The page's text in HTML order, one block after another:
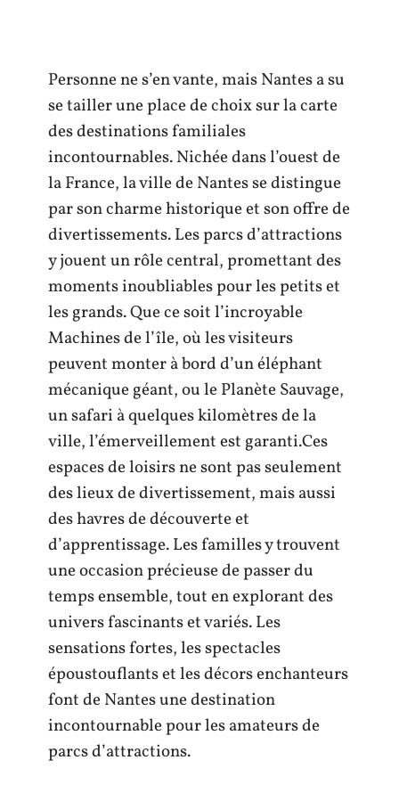
Personne ne s’en vante, mais Nantes a su
se tailler une place de choix sur la carte
des destinations familiales
incontournables. Nichée dans l’ouest de
la France, la ville de Nantes se distingue
par son charme historique et son offre de
divertissements. Les parcs d’attractions
y jouent un rôle central, promettant des
moments inoubliables pour les petits et
les grands. Que ce soit l’incroyable
Machines de l’île, où les visiteurs
peuvent monter à bord d’un éléphant
mécanique géant, ou le Planète Sauvage,
un safari à quelques kilomètres de la
ville, l’émerveillement est garanti.Ces
espaces de loisirs ne sont pas seulement
des lieux de divertissement, mais aussi
des havres de découverte et
d’apprentissage. Les familles y trouvent
une occasion précieuse de passer du
temps ensemble, tout en explorant des
univers fascinants et variés. Les
sensations fortes, les spectacles
époustouflants et les décors enchanteurs
font de Nantes une destination
incontournable pour les amateurs de
parcs d’attractions.